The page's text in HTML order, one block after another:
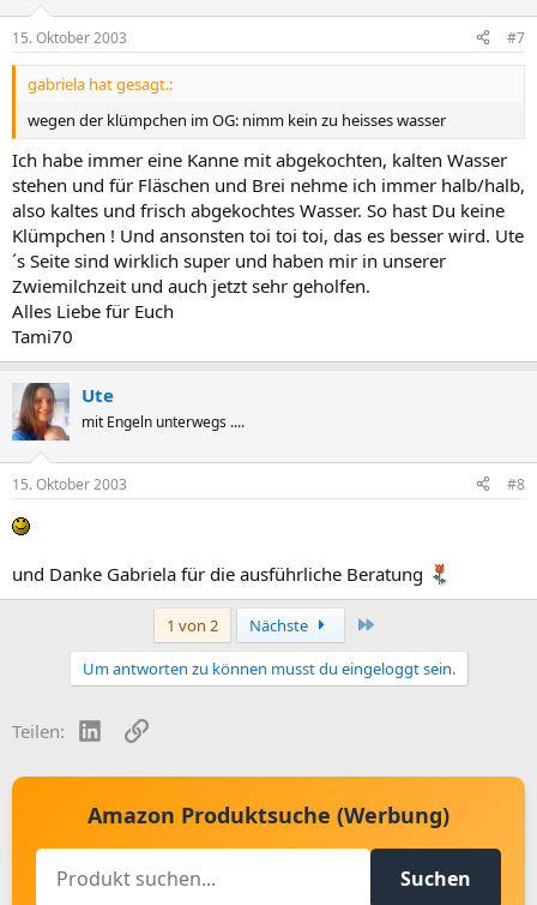
15. Oktober 2003 #7
gabriela hat gesagt.:
wegen der klümpchen im OG: nimm kein zu heisses wasser
Ich habe immer eine Kanne mit abgekochten, kalten Wasser
stehen und für Fläschen und Brei nehme ich immer halb/halb,
also kaltes und frisch abgekochtes Wasser. So hast Du keine
Klümpchen ! Und ansonsten toi toi toi, das es besser wird. Ute
´s Seite sind wirklich super und haben mir in unserer
Zwiemilchzeit und auch jetzt sehr geholfen.
Alles Liebe für Euch
Tami70
Ute
mit Engeln unterwegs ....
15. Oktober 2003 #8
und Danke Gabriela für die ausführliche Beratung
1 von 2 Nächste
Um antworten zu können musst du eingeloggt sein.
Teilen: LinkedInLink
Amazon Produktsuche (Werbung)
Suchen